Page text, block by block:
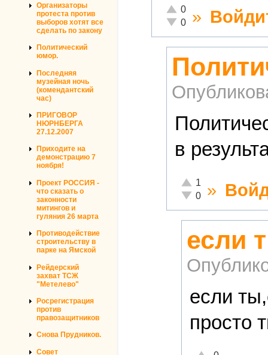
Организаторы
протеста против
выборов хотят все
сделать по закону
Политический
юмор.
Последняя
музейная ночь
(комендантский
час)
ПРИГОВОР
НЮРНБЕРГА
27.12.2007
Приходите на
демонстрацию 7
ноября!
Проект РОССИЯ -
что сказать о
законности
митингов и
гуляния 26 марта
Противодействие
строительству в
парке на Ямской
Рейдерский
захват ТСЖ
"Метелево"
Росрегистрация
против
правозащитников
Снова Прудников.
Совет
Отлично!
0
Неадекватно!
0 »
в
Отлично!
1
Неадекватно!
0 »
если
если
просто